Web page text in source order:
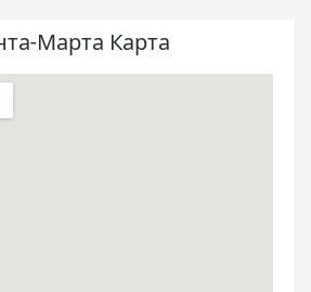
Марта Карта